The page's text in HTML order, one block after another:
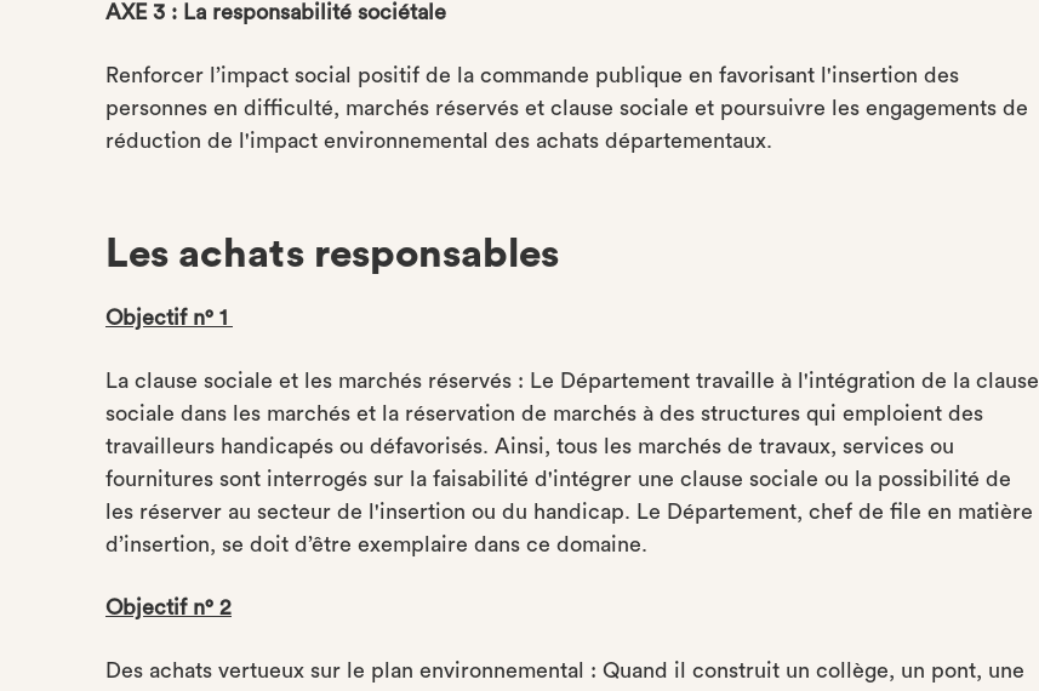
AXE 3 : La responsabilité sociétale
Renforcer l’impact social positif de la commande publique en favorisant l'insertion des
personnes en difficulté, marchés réservés et clause sociale et poursuivre les engagements de
réduction de l'impact environnemental des achats départementaux.
Les achats responsables
Objectif n° 1
La clause sociale et les marchés réservés : Le Département travaille à l'intégration de la clause
sociale dans les marchés et la réservation de marchés à des structures qui emploient des
travailleurs handicapés ou défavorisés. Ainsi, tous les marchés de travaux, services ou
fournitures sont interrogés sur la faisabilité d'intégrer une clause sociale ou la possibilité de
les réserver au secteur de l'insertion ou du handicap. Le Département, chef de file en matière
d’insertion, se doit d’être exemplaire dans ce domaine.
Objectif n° 2
Des achats vertueux sur le plan environnemental : Quand il construit un collège, un pont, une